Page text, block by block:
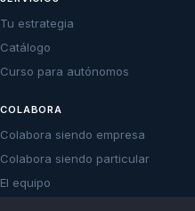
Tu estrategia
Catálogo
Curso para autónomos
COLABORA
Colabora siendo empresa
Colabora siendo particular
El equipo